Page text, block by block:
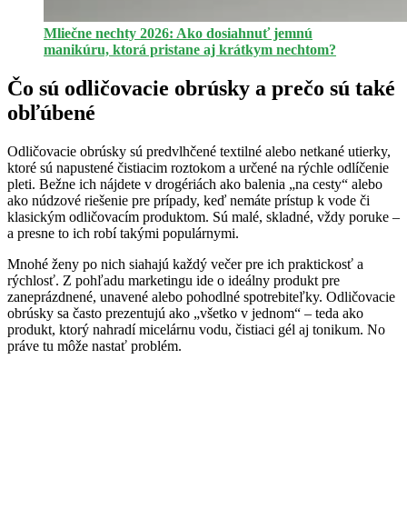
Mliečne nechty 2026: Ako dosiahnuť jemnú
manikúru, ktorá pristane aj krátkym nechtom?
Čo sú odličovacie obrúsky a prečo sú také
obľúbené
Odličovacie obrúsky sú predvlhčené textilné alebo netkané utierky,
ktoré sú napustené čistiacim roztokom a určené na rýchle odlíčenie
pleti. Bežne ich nájdete v drogériách ako balenia „na cesty“ alebo
ako núdzové riešenie pre prípady, keď nemáte prístup k vode či
klasickým odličovacím produktom. Sú malé, skladné, vždy poruke –
a presne to ich robí takými populárnymi.
Mnohé ženy po nich siahajú každý večer pre ich praktickosť a
rýchlosť. Z pohľadu marketingu ide o ideálny produkt pre
zaneprázdnené, unavené alebo pohodlné spotrebiteľky. Odličovacie
obrúsky sa často prezentujú ako „všetko v jednom“ – teda ako
produkt, ktorý nahradí micelárnu vodu, čistiaci gél aj tonikum. No
práve tu môže nastať problém.